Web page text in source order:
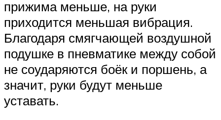
прижима меньше, на руки
приходится меньшая вибрация.
Благодаря смягчающей воздушной
подушке в пневматике между собой
не соударяются боёк и поршень, а
значит, руки будут меньше
уставать.